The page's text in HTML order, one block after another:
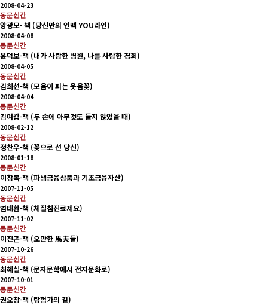
2008-04-23
동문신간
양광모- 책 (당신만의 인맥 YOU라인)
2008-04-08
동문신간
윤덕보-책 (내가 사랑한 병원, 나를 사랑한 경희)
2008-04-05
동문신간
김희선-책 (모음이 피는 웃음꽃)
2008-04-04
동문신간
김여갑-책 (두 손에 아무것도 들지 않았을 때)
2008-02-12
동문신간
정찬우-책 (꽃으로 선 당신)
2008-01-18
동문신간
이창복-책 (파생금융상품과 기초금융자산)
2007-11-05
동문신간
염태환-책 (체질침진료제요)
2007-11-02
동문신간
이진곤-책 (오만한 馬夫들)
2007-10-26
동문신간
최혜실-책 (문자문학에서 전자문화로)
2007-10-01
동문신간
권오창-책 (탐험가의 길)